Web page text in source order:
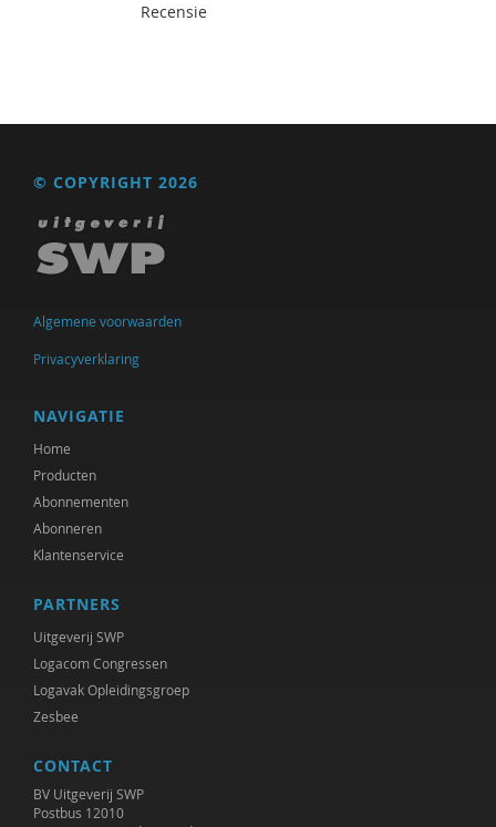
Recensie
© COPYRIGHT 2026
Algemene voorwaarden
Privacyverklaring
NAVIGATIE
Home
Producten
Abonnementen
Abonneren
Klantenservice
PARTNERS
Uitgeverij SWP
Logacom Congressen
Logavak Opleidingsgroep
Zesbee
CONTACT
BV Uitgeverij SWP
Postbus 12010